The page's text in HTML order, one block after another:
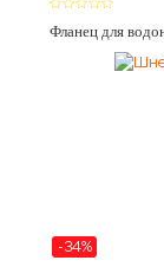
Фланец для
-34%